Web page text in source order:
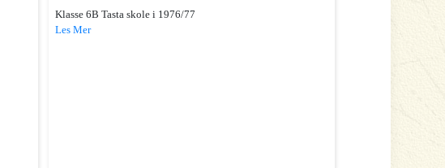
Klasse 6B Tasta skole i 1976/77
Les Mer